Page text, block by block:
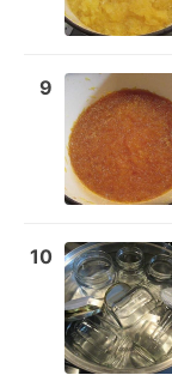
9
10